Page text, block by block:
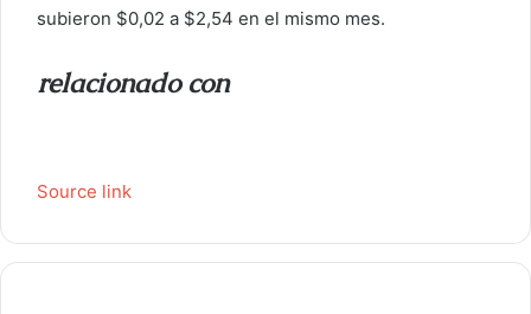
subieron $0,02 a $2,54 en el mismo mes.
relacionado con
Source link